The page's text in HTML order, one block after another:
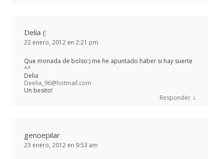
Delia (:
22 enero, 2012 en 2:21 pm
Que monada de bolso:) me he apuntado haber si hay suerte
^^
Delia
Deelia_96@hotmail.com
Un besito!
Responder ↓
genoepilar
23 enero, 2012 en 9:53 am